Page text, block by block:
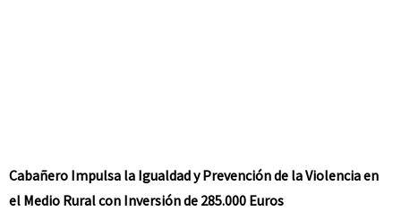
Cabañero Impulsa la Igualdad y Prevención de la Violencia en
el Medio Rural con Inversión de 285.000 Euros